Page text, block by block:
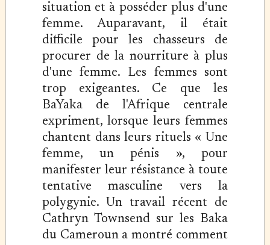
situation et à posséder plus d'une
femme. Auparavant, il était
difficile pour les chasseurs de
procurer de la nourriture à plus
d'une femme. Les femmes sont
trop exigeantes. Ce que les
BaYaka de l'Afrique centrale
expriment, lorsque leurs femmes
chantent dans leurs rituels « Une
femme, un pénis », pour
manifester leur résistance à toute
tentative masculine vers la
polygynie. Un travail récent de
Cathryn Townsend sur les Baka
du Cameroun a montré comment